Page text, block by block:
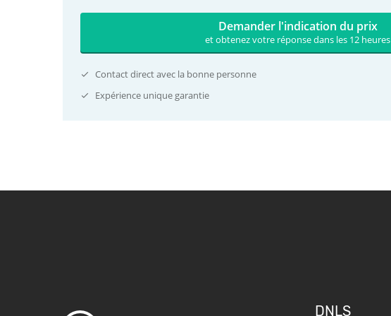
Demander l'indication du prix
et obtenez votre réponse dans les 12 heures
Contact direct avec la bonne personne
Expérience unique garantie
DNLS